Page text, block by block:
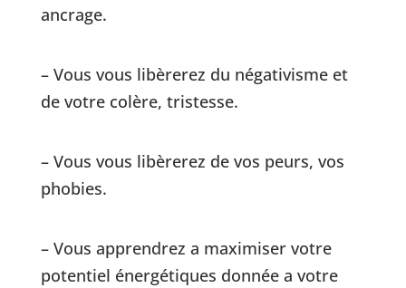
ancrage.
– Vous vous libèrerez du négativisme et
de votre colère, tristesse.
– Vous vous libèrerez de vos peurs, vos
phobies.
– Vous apprendrez a maximiser votre
potentiel énergétiques donnée a votre